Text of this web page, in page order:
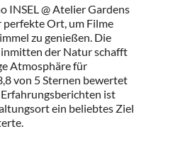
INSEL @ Atelier Gardens
perfekte Ort, um Filme
zu genießen. Die
inmitten der Natur schafft
Atmosphäre für
von 5 Sternen bewertet
ist
ein beliebtes Ziel